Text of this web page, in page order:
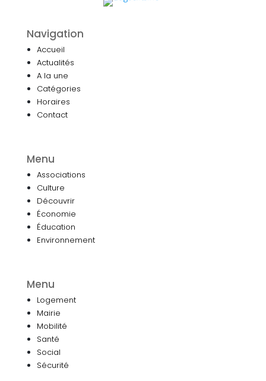
Navigation
Accueil
Actualités
A la une
Catégories
Horaires
Contact
Menu
Associations
Culture
Découvrir
Économie
Éducation
Environnement
Menu
Logement
Mairie
Mobilité
Santé
Social
Sécurité